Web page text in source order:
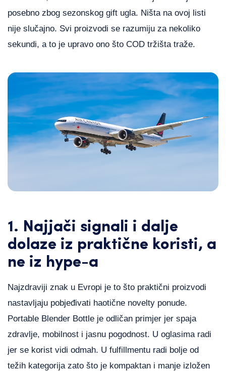
posebno zbog sezonskog gift ugla. Ništa na ovoj listi
nije slučajno. Svi proizvodi se razumiju za nekoliko
sekundi, a to je upravo ono što COD tržišta traže.
1. Najjači signali i dalje
dolaze iz praktične koristi, a
ne iz hype-a
Najzdraviji znak u Evropi je to što praktični proizvodi
nastavljaju pobjeđivati haotične novelty ponude.
Portable Blender Bottle je odličan primjer jer spaja
zdravlje, mobilnost i jasnu pogodnost. U oglasima radi
jer se korist vidi odmah. U fulfillmentu radi bolje od
težih kategorija zato što je kompaktan i manje izložen